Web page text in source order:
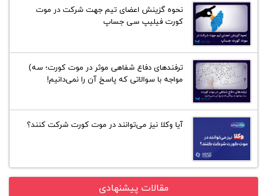
نحوه گزینش اعضای تیم جهت شرکت در موت
کورت فیلیپ سی جساپ
ترفند‌های دفاع شفاهی موثر در موت کورت؛ سه)
مواجه با سوالاتی که پاسخ آن را نمی‌دانیم!
آیا وکلا نیز می‌توانند در موت کورت شرکت کنند؟
مقالات پیشنهادی